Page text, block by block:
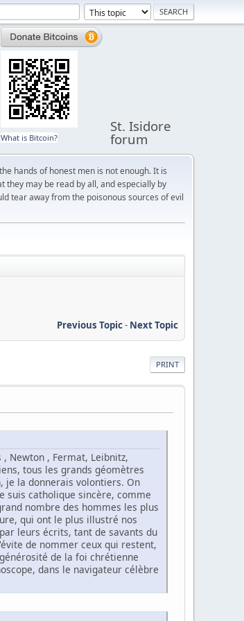
What is Bitcoin?
St. Isidore
forum
hands of honest men is not enough. It is
they may be read by all, and especially by
tear away from the poisonous sources of evil
Previous Topic- Next Topic
PRINT
Newton , Fermat, Leibnitz,
tous les grands géomètres
je la donnerais volontiers. On
suis catholique sincère, comme
nombre des hommes les plus
qui ont le plus illustré nos
leurs écrits, tant de savants du
de nommer ceux qui restent,
de la foi chrétienne
dans le navigateur célèbre